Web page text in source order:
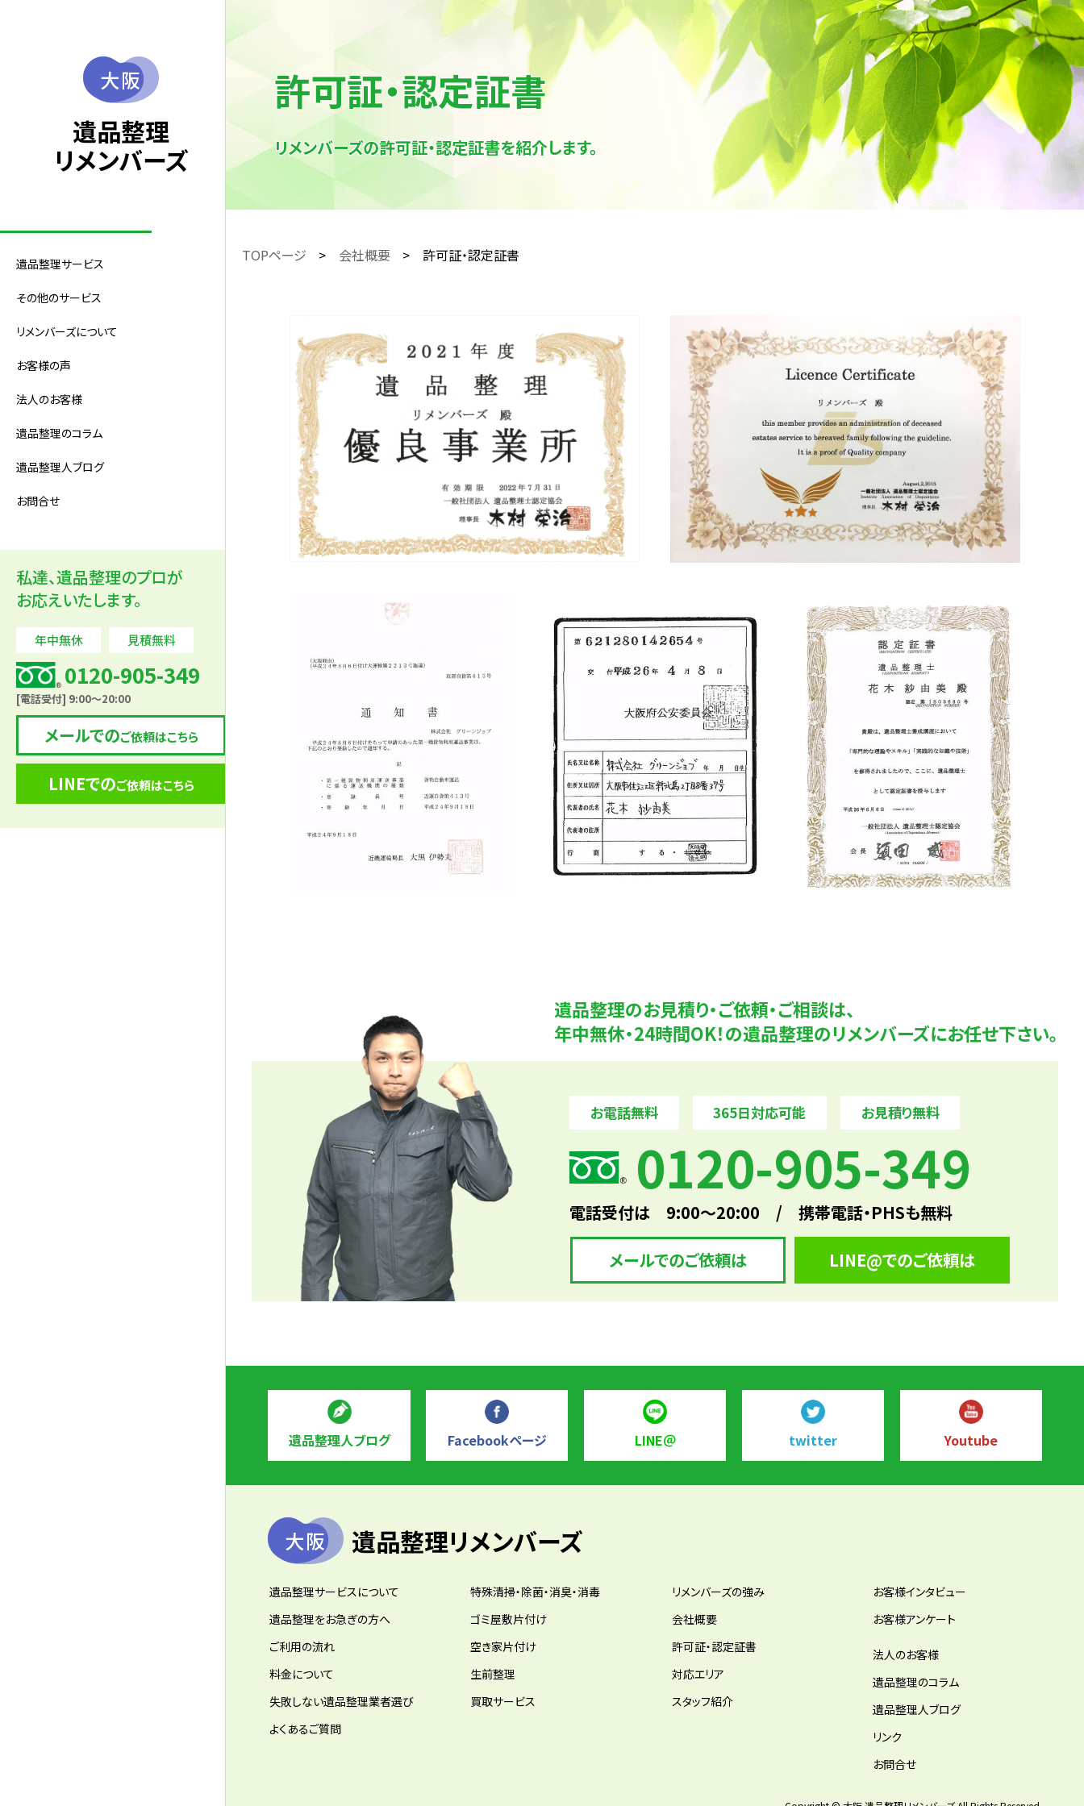
大阪
遺品整理
リメンバーズ
遺品整理サービス
その他のサービス
リメンバーズについて
お客様の声
法人のお客様
遺品整理のコラム
遺品整理人ブログ
お問合せ
私達、遺品整理のプロが
お応えいたします。
年中無休 見積無料
0120-905-349
[電話受付] 9:00～20:00
メールでのご依頼はこちら
LINEでのご依頼はこちら
許可証・認定証書
リメンバーズの許可証・認定証書を紹介します。
TOPページ 会社概要 許可証・認定証書
遺品整理のお見積り・ご依頼・ご相談は、
年中無休・24時間OK！の遺品整理のリメンバーズにお任せ下さい。
お電話無料 365日対応可能 お見積り無料
0120-905-349
電話受付は 9:00～20:00 / 携帯電話・PHSも無料
メールでのご依頼は LINE@でのご依頼は
遺品整理人ブログ Facebookページ LINE＠ twitter Youtube
大阪 遺品整理リメンバーズ
遺品整理サービスについて
遺品整理をお急ぎの方へ
ご利用の流れ
料金について
失敗しない遺品整理業者選び
よくあるご質問
特殊清掃・除菌・消臭・消毒
ゴミ屋敷片付け
空き家片付け
生前整理
買取サービス
リメンバーズの強み
会社概要
許可証・認定証書
対応エリア
スタッフ紹介
お客様インタビュー
お客様アンケート
法人のお客様
遺品整理のコラム
遺品整理人ブログ
リンク
お問合せ